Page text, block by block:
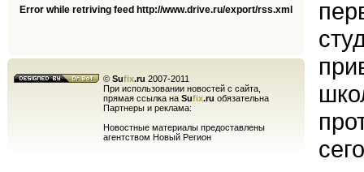
Error while retriving feed http://www.drive.ru/export/rss.xml
© Sufix.ru 2007-2011
При использовании новостей с сайта,
прямая ссылка на Sufix.ru обязательна
Партнеры и реклама:
Новостные материалы предоставлены
агентством Новый Регион